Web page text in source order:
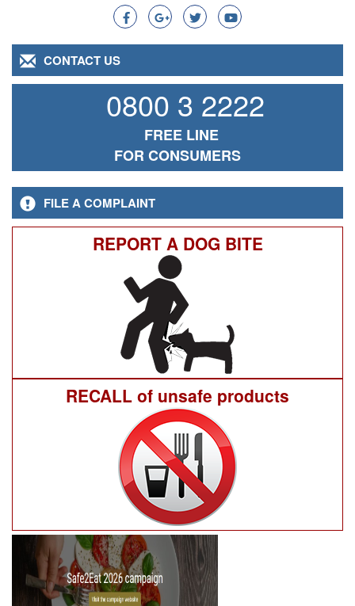
CONTACT US
0800 3 2222
FREE LINE
FOR CONSUMERS
FILE A COMPLAINT
REPORT A DOG BITE
RECALL of unsafe products